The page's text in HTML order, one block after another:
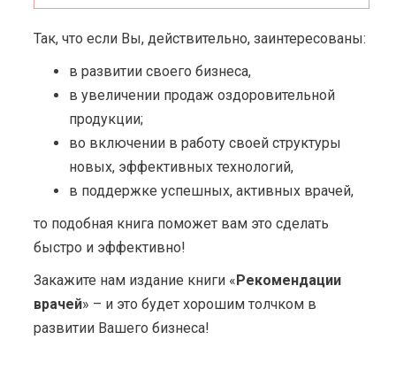
Так, что если Вы, действительно, заинтересованы:
в развитии своего бизнеса,
в увеличении продаж оздоровительной
продукции;
во включении в работу своей структуры
новых, эффективных технологий,
в поддержке успешных, активных врачей,
то подобная книга поможет вам это сделать
быстро и эффективно!
Закажите нам издание книги «Рекомендации
врачей» – и это будет хорошим толчком в
развитии Вашего бизнеса!